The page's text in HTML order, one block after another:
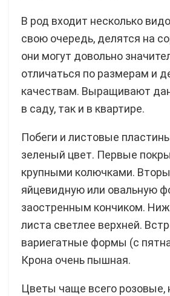
В род входит несколько
свою очередь, делятся на
они могут довольно
отличаться по размерам и
качествам. Выращивают
в саду, так и в квартире.
Побеги и листовые
зеленый цвет. Первые
крупными колючками.
яйцевидную или овальную
заостренным кончиком.
листа светлее верхней.
вариегатные формы (с
Крона очень пышная.
Цветы чаще всего розовые,